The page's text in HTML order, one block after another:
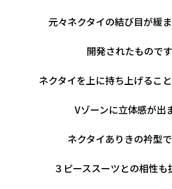
元々ネクタイの結び目が緩
開発されたものです
ネクタイを上に持ち上げるこ
Vゾーンに立体感が出
ネクタイありきの衿型
３ピーススーツとの相性も